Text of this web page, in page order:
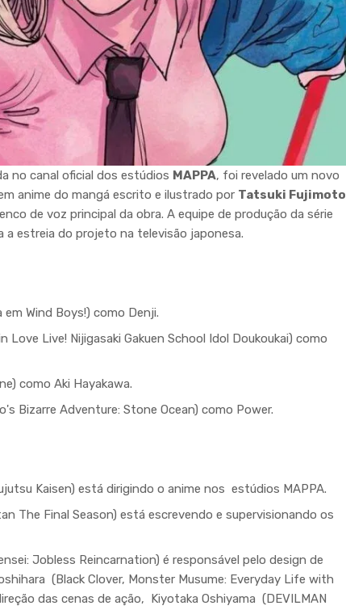
no canal oficial dos estúdios MAPPA, foi revelado um novo
anime do mangá escrito e ilustrado por Tatsuki Fujimoto
de voz principal da obra. A equipe de produção da série
a estreia do projeto na televisão japonesa.
em Wind Boys!) como Denji.
Love Live! Nijigasaki Gakuen School Idol Doukoukai) como
como Aki Hayakawa.
Bizarre Adventure: Stone Ocean) como Power.
Kaisen) está dirigindo o anime nos estúdios MAPPA.
The Final Season) está escrevendo e supervisionando os
Jobless Reincarnation) é responsável pelo design de
(Black Clover, Monster Musume: Everyday Life with
das cenas de ação, Kiyotaka Oshiyama (DEVILMAN